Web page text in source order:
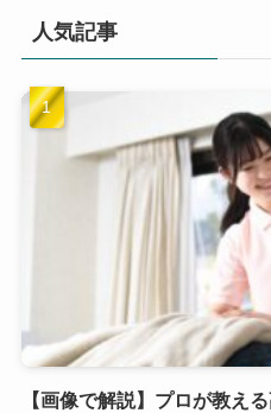
人気記事
【画像で解説】プロが教え